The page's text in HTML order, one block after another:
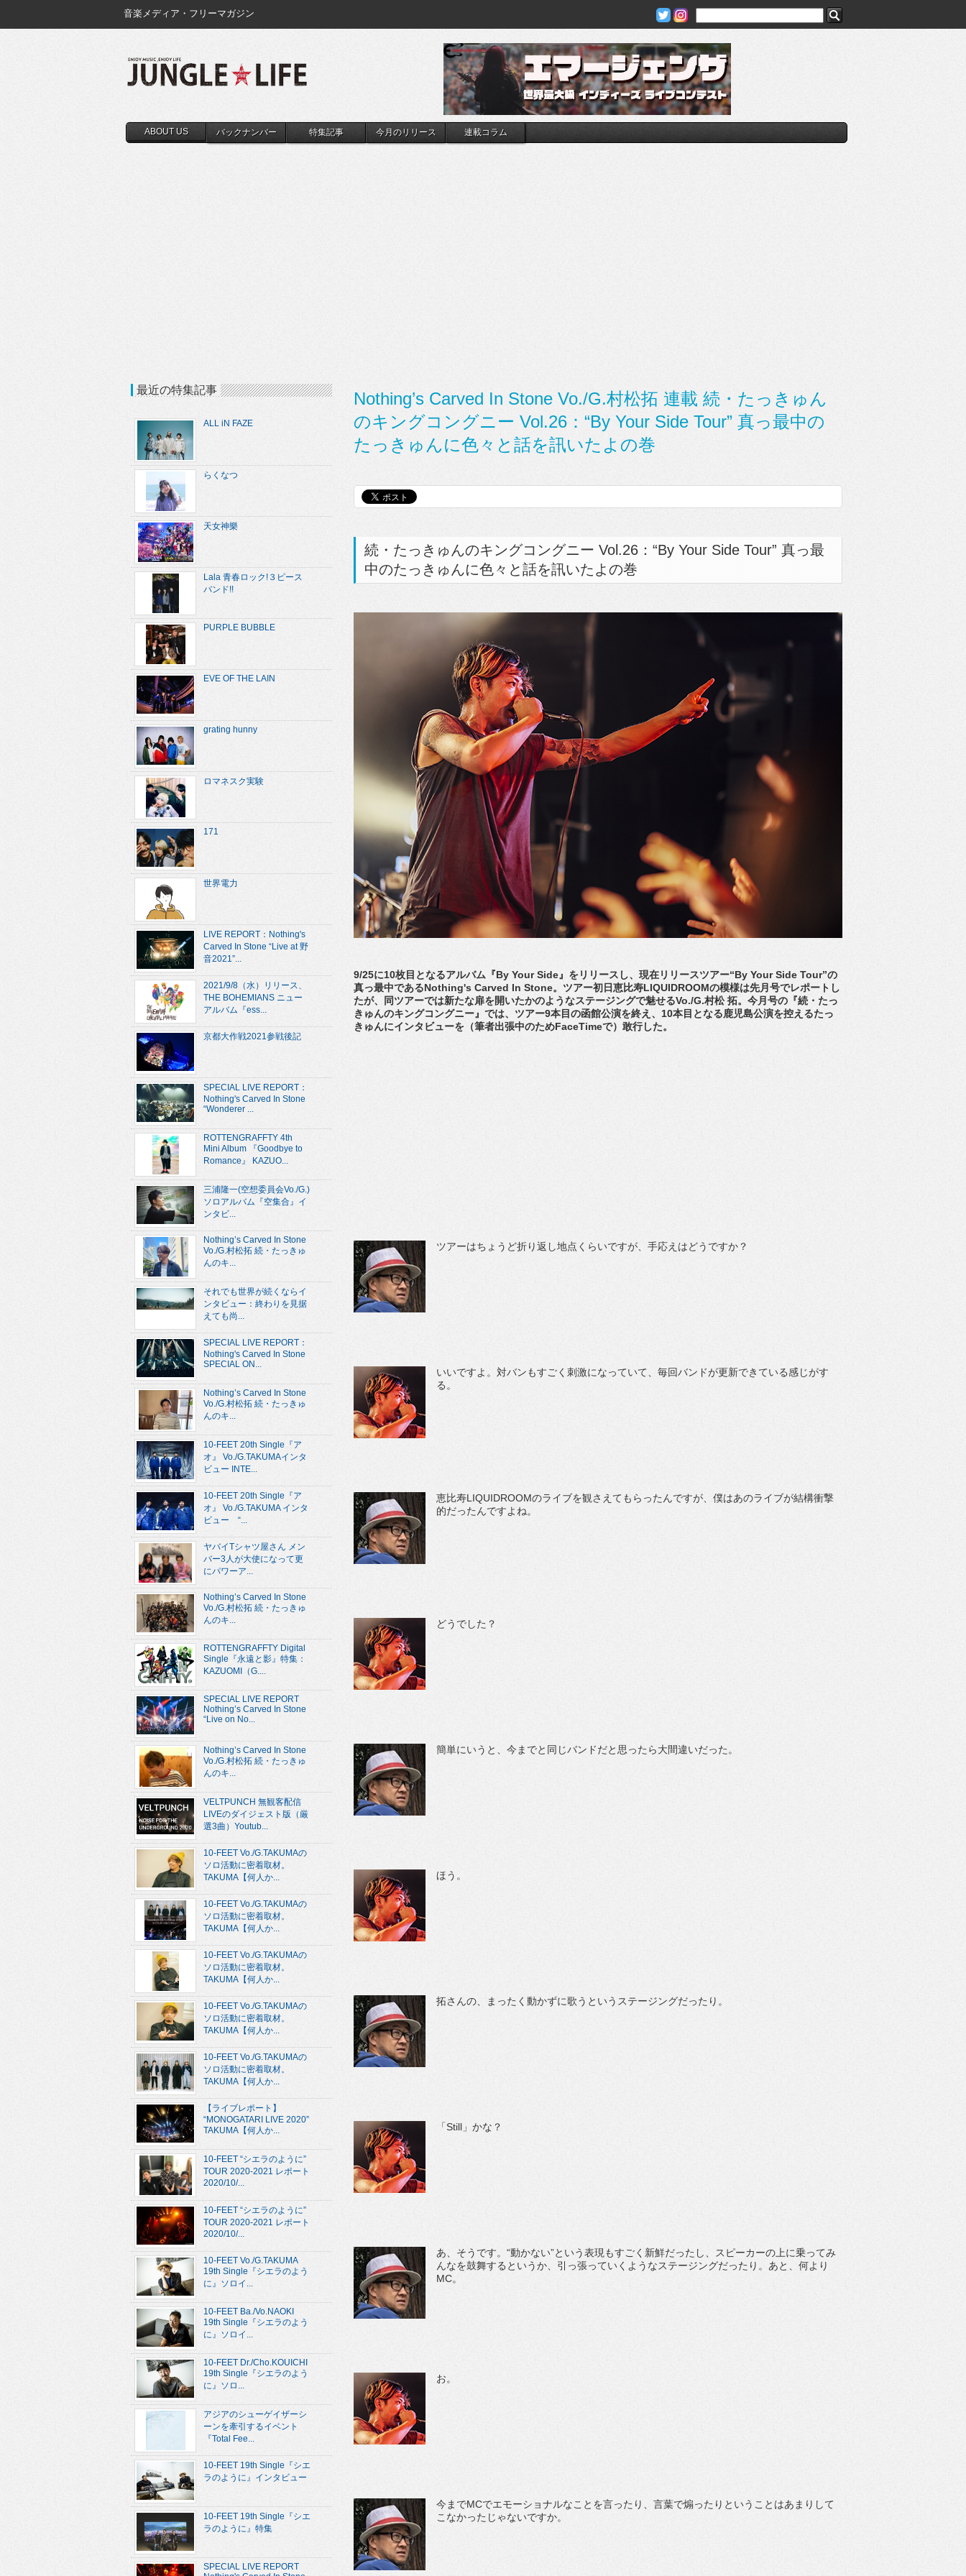
音楽メディア・フリーマガジン
ABOUT US バックナンバー 特集記事 今月のリリース 連載コラム
Nothing’s Carved In Stone Vo./G.村松拓 連載 続・たっきゅん
のキングコングニー Vol.26：“By Your Side Tour” 真っ最中の
たっきゅんに色々と話を訊いたよの巻
続・たっきゅんのキングコングニー Vol.26：“By Your Side Tour” 真っ最
中のたっきゅんに色々と話を訊いたよの巻
9/25に10枚目となるアルバム『By Your Side』をリリースし、現在リリースツアー“By Your Side Tour”の
真っ最中であるNothing's Carved In Stone。ツアー初日恵比寿LIQUIDROOMの模様は先月号でレポートし
たが、同ツアーでは新たな扉を開いたかのようなステージングで魅せるVo./G.村松 拓。今月号の『続・たっ
きゅんのキングコングニー』では、ツアー9本目の函館公演を終え、10本目となる鹿児島公演を控えるたっ
きゅんにインタビューを（筆者出張中のためFaceTimeで）敢行した。
ツアーはちょうど折り返し地点くらいですが、手応えはどうですか？
いいですよ。対バンもすごく刺激になっていて、毎回バンドが更新できている感じがす
る。
恵比寿LIQUIDROOMのライブを観さえてもらったんですが、僕はあのライブが結構衝撃
的だったんですよね。
どうでした？
簡単にいうと、今までと同じバンドだと思ったら大間違いだった。
ほう。
拓さんの、まったく動かずに歌うというステージングだったり。
「Still」かな？
あ、そうです。“動かない”という表現もすごく新鮮だったし、スピーカーの上に乗ってみ
んなを鼓舞するというか、引っ張っていくようなステージングだったり。あと、何より
MC。
お。
今までMCでエモーショナルなことを言ったり、言葉で煽ったりということはあまりして
こなかったじゃないですか。
最近の特集記事
ALL iN FAZE
らくなつ
天女神樂
Lala 青春ロック!３ピース
バンド!!
PURPLE BUBBLE
EVE OF THE LAIN
grating hunny
ロマネスク実験
171
世界電力
LIVE REPORT：Nothing's
Carved In Stone “Live at 野
音2021”...
2021/9/8（水）リリース、
THE BOHEMIANS ニュー
アルバム『ess...
京都大作戦2021参戦後記
SPECIAL LIVE REPORT：
Nothing's Carved In Stone
“Wonderer ...
ROTTENGRAFFTY 4th
Mini Album 『Goodbye to
Romance』 KAZUO...
三浦隆一(空想委員会Vo./G.)
ソロアルバム『空集合』イ
ンタビ...
Nothing’s Carved In Stone
Vo./G.村松拓 続・たっきゅ
んのキ...
それでも世界が続くならイ
ンタビュー：終わりを見据
えても尚...
SPECIAL LIVE REPORT：
Nothing's Carved In Stone
SPECIAL ON...
Nothing’s Carved In Stone
Vo./G.村松拓 続・たっきゅ
んのキ...
10-FEET 20th Single『ア
オ』 Vo./G.TAKUMAインタ
ビュー INTE...
10-FEET 20th Single『ア
オ』 Vo./G.TAKUMA インタ
ビュー “...
ヤバイTシャツ屋さん メン
バー3人が大使になって更
にパワーア...
Nothing’s Carved In Stone
Vo./G.村松拓 続・たっきゅ
んのキ...
ROTTENGRAFFTY Digital
Single『永遠と影』特集：
KAZUOMI（G....
SPECIAL LIVE REPORT
Nothing’s Carved In Stone
“Live on No...
Nothing’s Carved In Stone
Vo./G.村松拓 続・たっきゅ
んのキ...
VELTPUNCH 無観客配信
LIVEのダイジェスト版（厳
選3曲）Youtub...
10-FEET Vo./G.TAKUMAの
ソロ活動に密着取材。
TAKUMA【何人か...
10-FEET Vo./G.TAKUMAの
ソロ活動に密着取材。
TAKUMA【何人か...
10-FEET Vo./G.TAKUMAの
ソロ活動に密着取材。
TAKUMA【何人か...
10-FEET Vo./G.TAKUMAの
ソロ活動に密着取材。
TAKUMA【何人か...
10-FEET Vo./G.TAKUMAの
ソロ活動に密着取材。
TAKUMA【何人か...
【ライブレポート】
“MONOGATARI LIVE 2020”
TAKUMA【何人か...
10-FEET “シエラのように”
TOUR 2020-2021 レポート
2020/10/...
10-FEET “シエラのように”
TOUR 2020-2021 レポート
2020/10/...
10-FEET Vo./G.TAKUMA
19th Single『シエラのよう
に』ソロイ...
10-FEET Ba./Vo.NAOKI
19th Single『シエラのよう
に』ソロイ...
10-FEET Dr./Cho.KOUICHI
19th Single『シエラのよう
に』ソロ...
アジアのシューゲイザーシ
ーンを牽引するイベント
『Total Fee...
10-FEET 19th Single『シエ
ラのように』インタビュー
10-FEET 19th Single『シエ
ラのように』特集
SPECIAL LIVE REPORT